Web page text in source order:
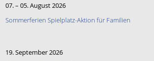
07.– 05. August 2026
Sommerferien Spielplatz-Aktion für Familien
19. September 2026